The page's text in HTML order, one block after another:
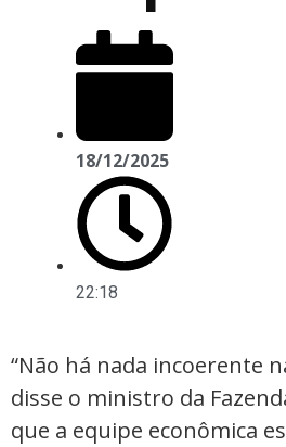
18/12/2025
22:18
“Não há nada incoerente
disse o ministro da
que a equipe econômica